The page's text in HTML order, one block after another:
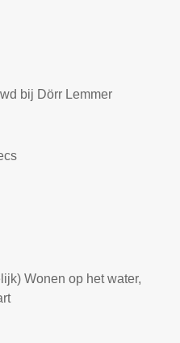
bij Dörr Lemmer
Wonen op het water,